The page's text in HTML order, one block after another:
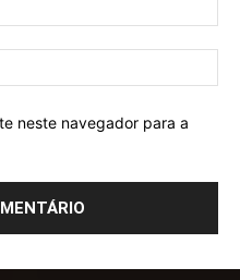
neste navegador para a